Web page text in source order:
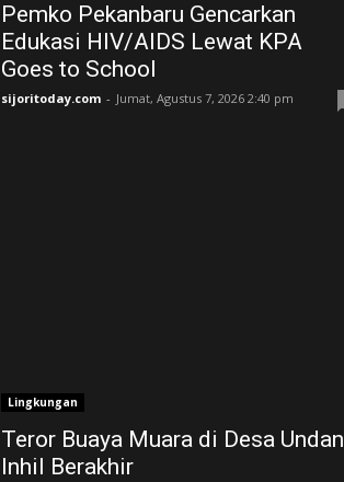
Pemko Pekanbaru Gencarkan
Edukasi HIV/AIDS Lewat KPA
Goes to School
sijoritoday.com - Jumat, Agustus 7, 2026 2:40 pm
Lingkungan
Teror Buaya Muara di Desa Undan
Inhil Berakhir